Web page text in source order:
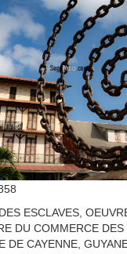
ESCLAVES,
DU COMMERCE DES
DE CAYENNE,